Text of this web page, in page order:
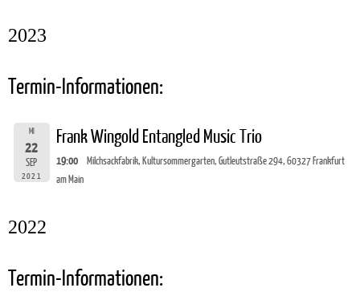
2023
Termin-Informationen:
MI
22
SEP
2021
Frank Wingold Entangled Music Trio
19:00
Milchsackfabrik, Kultursommergarten, Gutleutstraße 294, 60327 Frankfurt
am Main
2022
Termin-Informationen: